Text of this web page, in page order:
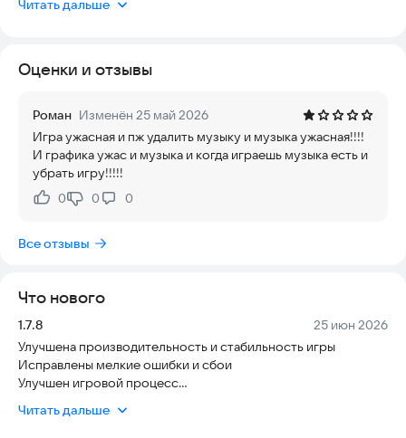
начать играть даже новичкам. Игра актуальна для всех, кто
к интернету.
трассы и демонстрируя мастерство в воздухе. Эта игра
предлагает не просто гонки, а возможность выразить свою
индивидуальность через сложные трюки и безумные
комбинации.
речных долинам до захватывающих соревнований на
велосипеды, каждый со своими уникальными
характеристиками, и настройте их под свой стиль игры.
Управление в игре интуитивно понятно, что позволяет легко
освоить базовые трюки и постепенно переходить к более
сложным элементам. Реалистичная физика добавляет
глубины игровому процессу, making каждое приземление
Читать дальше
Оценки и отзывы
Роман Изменён 25 май 2026
Игра ужасная и пж удалить музыку и музыка ужасная!!!!
И графика ужас и музыка и когда играешь музыка есть и
убрать игру!!!!!
Нравится:
0Не нравится:
0 0
Все отзывы
Что нового
Версия:
1.7.8 Дата:
25 июн 2026
Улучшена производительность и стабильность игры
Исправлены мелкие ошибки и сбои
Улучшен игровой процесс
Оптимизировано для лучшей совместимости с
Читать дальше